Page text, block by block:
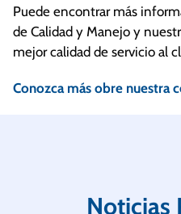
Puede encontrar más
de Calidad y Manejo y
mejor calidad de servicio al
Conozca más obre nuestra
Noticias